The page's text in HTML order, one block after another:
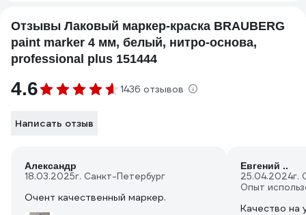
Отзывы Лаковый маркер-краска BRAUBERG
paint marker 4 мм, белый, нитро-основа,
professional plus 151444
4.6 1436 отзывов
Написать отзыв
Александр
18.03.2025г. Санкт-Петербург
Очент качественный маркер.
Евгений ..
25.04.2024г.
Опыт
Качество на